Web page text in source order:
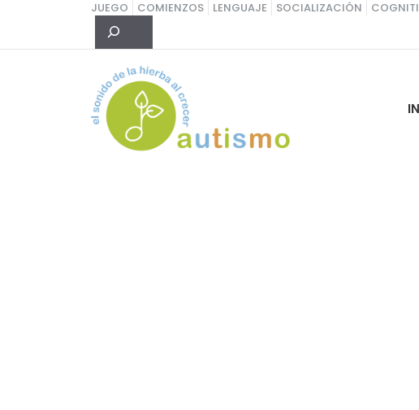
contenido
JUEGO COMIENZOS LENGUAJE SOCIALIZACIÓN
Buscar